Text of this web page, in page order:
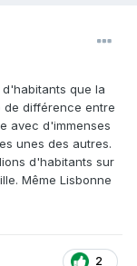
que la
de différence entre
avec d'immenses
unes des autres.
d'habitants sur
Même Lisbonne
2